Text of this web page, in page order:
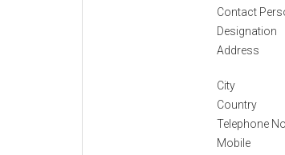
Contact
Designation
Address
City
Country
Telephone No.
Mobile